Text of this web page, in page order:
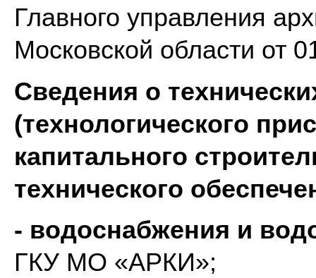
Главного управления
Московской области от
Сведения о
(технологического
капитального
технического
- водоснабжения и
ГКУ МО «АРКИ»;